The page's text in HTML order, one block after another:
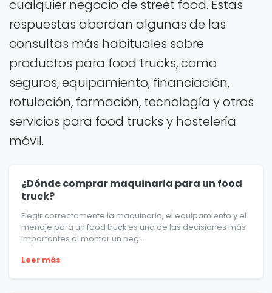
cualquier negocio de street food. Estas
respuestas abordan algunas de las
consultas más habituales sobre
productos para food trucks, como
seguros, equipamiento, financiación,
rotulación, formación, tecnología y otros
servicios para food trucks y hostelería
móvil.
¿Dónde comprar maquinaria para un food
truck?
Elegir correctamente la maquinaria, el equipamiento y el
menaje para un food truck es una de las decisiones más
importantes al montar un neg...
Leer más